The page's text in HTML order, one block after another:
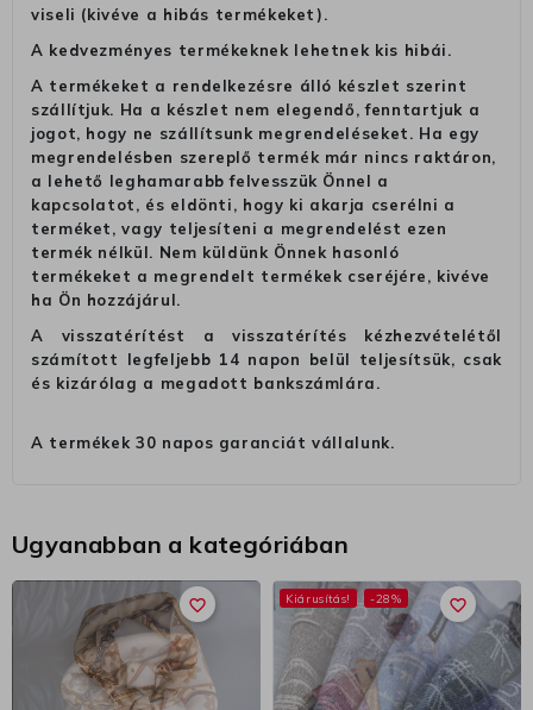
viseli (kivéve a hibás termékeket).
A kedvezményes termékeknek lehetnek kis hibái.
A termékeket a rendelkezésre álló készlet szerint
szállítjuk. Ha a készlet nem elegendő, fenntartjuk a
jogot, hogy ne szállítsunk megrendeléseket. Ha egy
megrendelésben szereplő termék már nincs raktáron,
a lehető leghamarabb felvesszük Önnel a
kapcsolatot, és eldönti, hogy ki akarja cserélni a
terméket, vagy teljesíteni a megrendelést ezen
termék nélkül. Nem küldünk Önnek hasonló
termékeket a megrendelt termékek cseréjére, kivéve
ha Ön hozzájárul.
A visszatérítést a visszatérítés kézhezvételétől
számított legfeljebb 14 napon belül teljesítsük, csak
és kizárólag a megadott bankszámlára.
A termékek 30 napos garanciát vállalunk.
Ugyanabban a kategóriában
favorite_border favorite_border
Kiárusítás! -28%